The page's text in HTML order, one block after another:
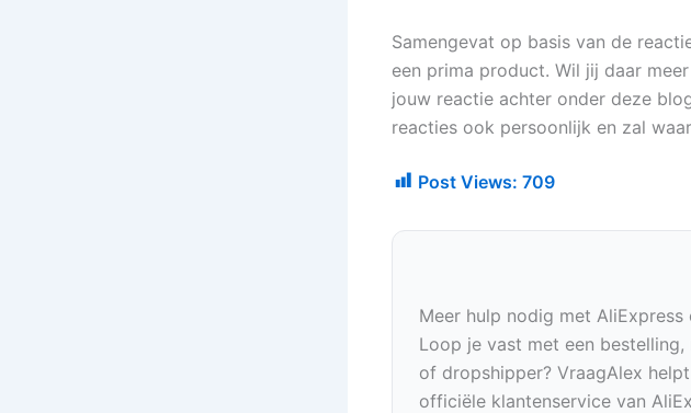
Samengevat op basis van de
een prima product. Wil jij daar
jouw reactie achter onder deze
reacties ook persoonlijk en zal
Post Views: 709
Meer hulp nodig met
Loop je vast met een
of dropshipper? VraagAlex
officiële klantenservice van